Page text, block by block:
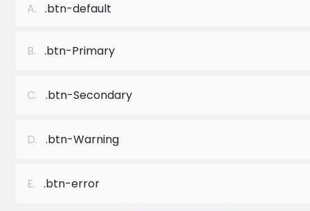
A. .btn-default
B. .btn-Primary
C. .btn-Secondary
D. .btn-Warning
E. .btn-error